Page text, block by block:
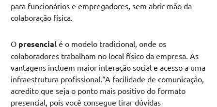
para funcionários e empregadores, sem abrir mão da
colaboração física.
O presencial é o modelo tradicional, onde os
colaboradores trabalham no local físico da empresa. As
vantagens incluem maior interação social e acesso a uma
infraestrutura profissional.“A facilidade de comunicação,
acredito que seja o ponto mais positivo do formato
presencial, pois você consegue tirar dúvidas